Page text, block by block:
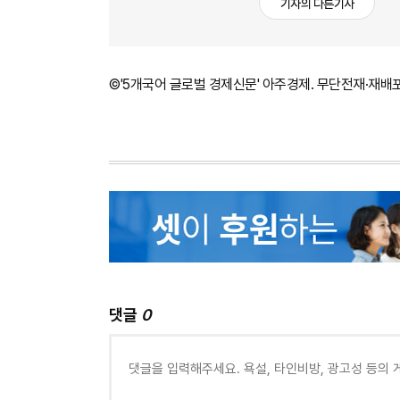
기자의 다른기사
©'5개국어 글로벌 경제신문' 아주경제. 무단전재·재배
댓글 0